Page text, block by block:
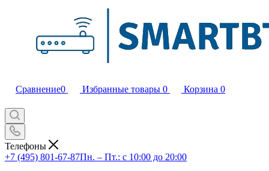
Сравнение0 Избранные товары 0 Корзина 0
Телефоны
+7 (495) 801-67-87Пн. – Пт.: с 10:00 до 20:00